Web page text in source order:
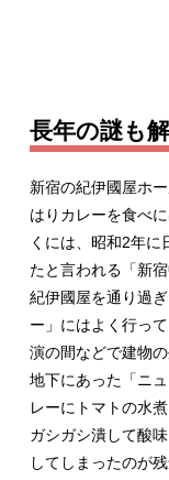
長年の謎も
新宿の紀伊國屋ホ
はりカレーを食べ
くには、昭和2年に
たと言われる「新
紀伊國屋を通り過
ー」にはよく行っ
演の間などで建物
地下にあった「ニ
レーにトマトの水
ガシガシ潰して酸
してしまったのが